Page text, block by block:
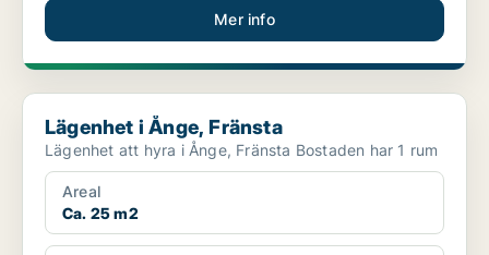
Mer info
Lägenhet i Ånge, Fränsta
Lägenhet i Ånge, Fränsta
Lägenhet att hyra i Ånge, Fränsta Bostaden har 1 rum
Areal
Ca. 25 m2